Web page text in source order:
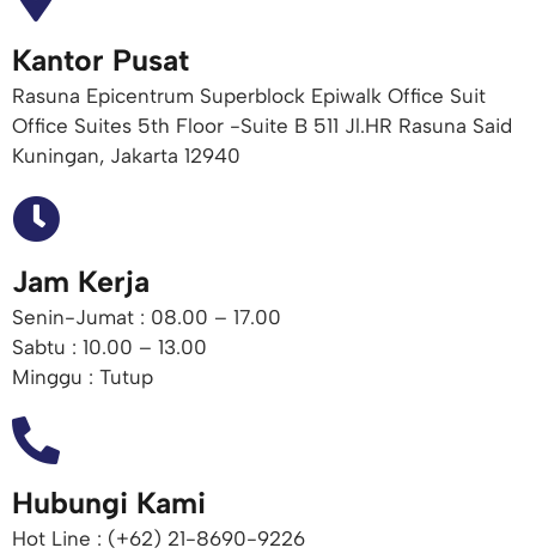
Kantor Pusat
Rasuna Epicentrum Superblock Epiwalk Office Suit
Office Suites 5th Floor -Suite B 511 Jl.HR Rasuna Said
Kuningan, Jakarta 12940
Jam Kerja
Senin-Jumat : 08.00 – 17.00
Sabtu : 10.00 – 13.00
Minggu : Tutup
Hubungi Kami
Hot Line : (+62) 21-8690-9226​